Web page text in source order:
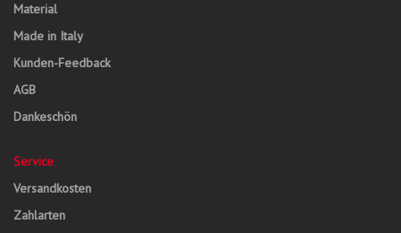
Material
Made in Italy
Kunden-Feedback
AGB
Dankeschön
Service
Versandkosten
Zahlarten